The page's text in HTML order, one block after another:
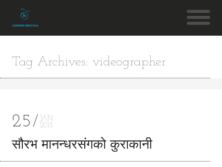
Tag Archives: videographer
25
JAN
2015
सौरभ मानन्धरसंगको कुराकानी